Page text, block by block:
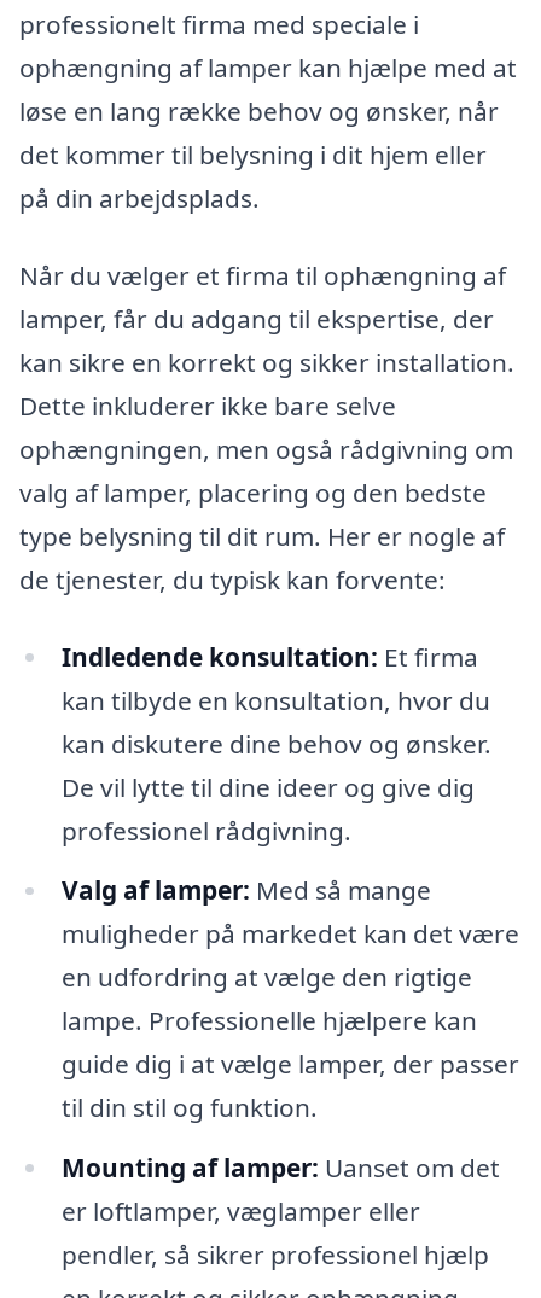
professionelt firma med speciale i
ophængning af lamper kan hjælpe med at
løse en lang række behov og ønsker, når
det kommer til belysning i dit hjem eller
på din arbejdsplads.
Når du vælger et firma til ophængning af
lamper, får du adgang til ekspertise, der
kan sikre en korrekt og sikker installation.
Dette inkluderer ikke bare selve
ophængningen, men også rådgivning om
valg af lamper, placering og den bedste
type belysning til dit rum. Her er nogle af
de tjenester, du typisk kan forvente:
Indledende konsultation: Et firma
kan tilbyde en konsultation, hvor du
kan diskutere dine behov og ønsker.
De vil lytte til dine ideer og give dig
professionel rådgivning.
Valg af lamper: Med så mange
muligheder på markedet kan det være
en udfordring at vælge den rigtige
lampe. Professionelle hjælpere kan
guide dig i at vælge lamper, der passer
til din stil og funktion.
Mounting af lamper: Uanset om det
er loftlamper, væglamper eller
pendler, så sikrer professionel hjælp